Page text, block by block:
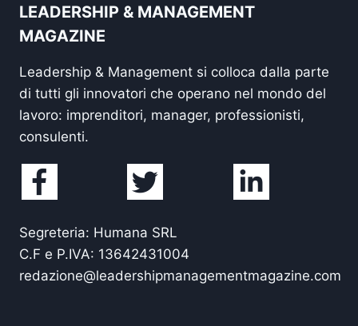
LEADERSHIP & MANAGEMENT
MAGAZINE
Leadership & Management si colloca dalla parte
di tutti gli innovatori che operano nel mondo del
lavoro: imprenditori, manager, professionisti,
consulenti.
Segreteria: Humana SRL
C.F e P.IVA: 13642431004
redazione@leadershipmanagementmagazine.com